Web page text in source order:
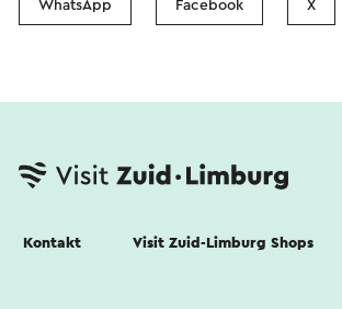
WhatsApp Facebook X
Kontakt Visit Zuid-Limburg Shops